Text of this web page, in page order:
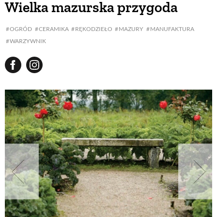
Wielka mazurska przygoda
OGRÓD CERAMIKA RĘKODZIEŁO MAZURY
MANUFAKTURA
WARZYWNIK
BUDUJEMY DOM
WARZYWA I OWOCE
ROŚLINY OGRODOWE
PORADY
ZIELEŃ W DOMU
PROJEKTOWANIE OGRODU